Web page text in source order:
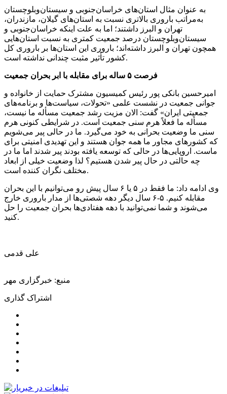
به عنوان مثال استان‌های خراسان‌جنوبی و سیستان‌وبلوچستان
به‌مراتب باروری بالاتری نسبت به استان‌های گیلان، مازندران،
تهران و البرز داشتند؛ اما به علت اینکه خراسان‌جنوبی و
سیستان‌وبلوچستان درصد جمعیت کمتری به نسبت استان‌هایی
همچون تهران و البرز داشته‌اند؛ باروری این استان‌ها بر باروری کل
کشور تأثیر مثبت چندانی نداشته است.
فرصت ۵ ساله برای مقابله با ابر بحران جمعیت
امیرحسین بانکی پور رئیس کمیسیون مشترک حمایت از خانواده و
جوانی جمعیت در نشست علمی «تحولات، سیاست‌ها و برنامه‌های
جمعیتی ایران» گفت: الان مزیت رشد جمعیت مسأله ما نیست،
مسأله ما فعلاً هرم سنی جمعیت است. در شرایطی کنونی هرم
سنی ما وضعیت بحرانی به خود می‌گیرد. ما در حالی پیر می‌شویم
که کشورهای مجاور ما همه جوان هستند و این تهدیدی امنیتی برای
ماست. اروپایی‌ها در حالی که توسعه یافته بودند پیر شدند اما ما در
چه حالتی در حال پیر شدن هستیم؟ لذا وضعیت خیلی از ابعاد
مختلف نگران کننده است.
وی ادامه داد: ما فقط در ۵ یا ۶ سال پیش رو می‌توانیم با این بحران
مقابله کنیم. ۵-۶ سال دیگر دهه شصتی‌ها از مدار باروری خارج
می‌شوند و شما نمی‌توانید با دهه هفتادی‌ها بحران جمعیت را حل
کنید.
علی قدمی
منبع: خبرگزاری مهر
اشتراک گذاری